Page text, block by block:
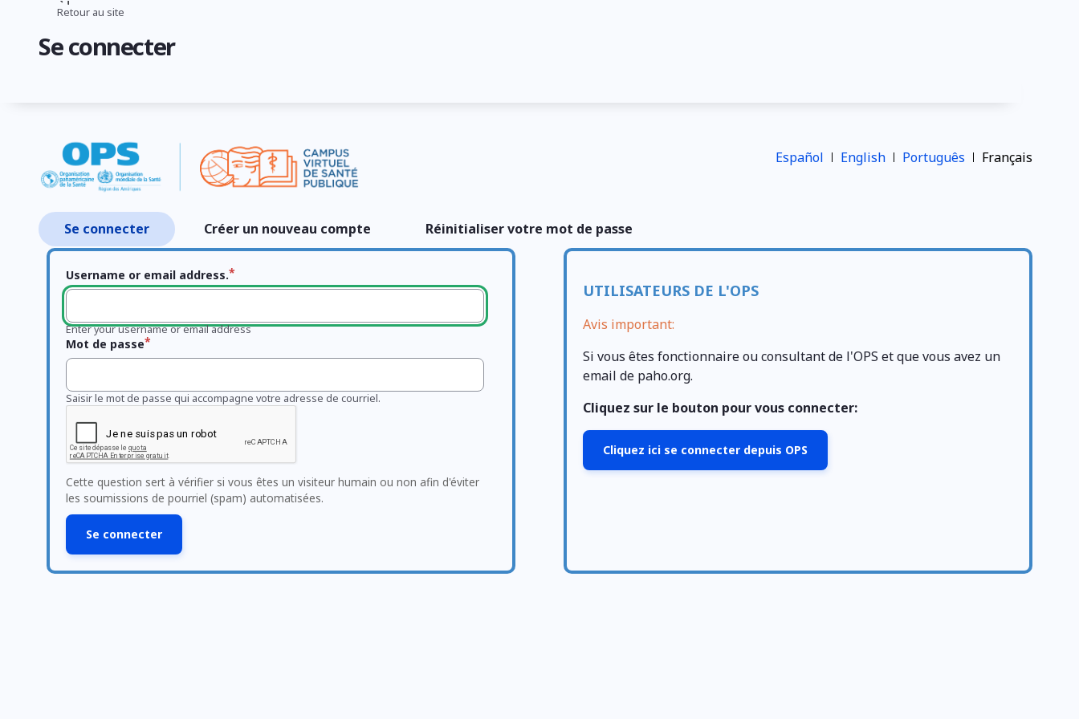
contenud'Ariane
Retour au site
Se connecter
Español English Português Français
Onglets
principaux
Se connecter Créer un nouveau compte Réinitialiser votre mot de passe
Username or email address.
Enter your username or email address
Mot de passe
Saisir le mot de passe qui accompagne votre adresse de courriel.
Cette question sert à vérifier si vous êtes un visiteur humain ou non afin d'éviter
les soumissions de pourriel (spam) automatisées.
UTILISATEURS DE L'OPS
Avis important:
Si vous êtes fonctionnaire ou consultant de l'OPS et que vous avez un
email de paho.org.
Cliquez sur le bouton pour vous connecter:
Cliquez ici se connecter depuis OPS